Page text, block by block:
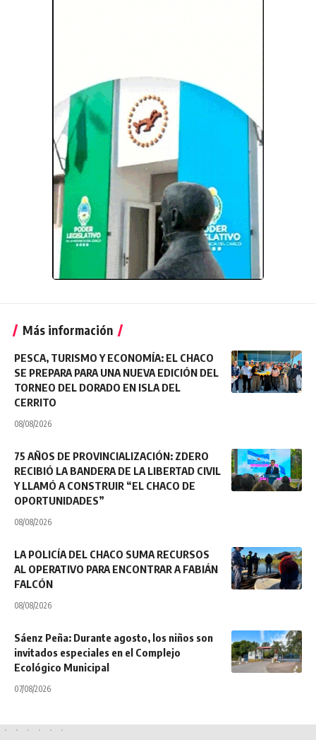
Más información
PESCA, TURISMO Y ECONOMÍA: EL CHACO
SE PREPARA PARA UNA NUEVA EDICIÓN DEL
TORNEO DEL DORADO EN ISLA DEL
CERRITO
08/08/2026
75 AÑOS DE PROVINCIALIZACIÓN: ZDERO
RECIBIÓ LA BANDERA DE LA LIBERTAD CIVIL
Y LLAMÓ A CONSTRUIR “EL CHACO DE
OPORTUNIDADES”
08/08/2026
LA POLICÍA DEL CHACO SUMA RECURSOS
AL OPERATIVO PARA ENCONTRAR A FABIÁN
FALCÓN
08/08/2026
Sáenz Peña: Durante agosto, los niños son
invitados especiales en el Complejo
Ecológico Municipal
07/08/2026